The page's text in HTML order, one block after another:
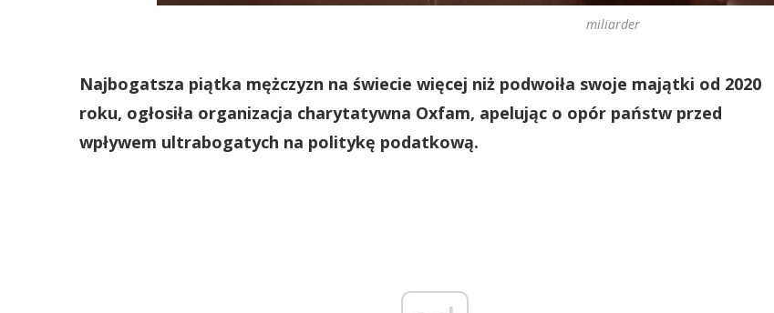
miliarder
Najbogatsza piątka mężczyzn na świecie więcej niż podwoiła swoje majątki od 2020
roku, ogłosiła organizacja charytatywna Oxfam, apelując o opór państw przed
wpływem ultrabogatych na politykę podatkową.